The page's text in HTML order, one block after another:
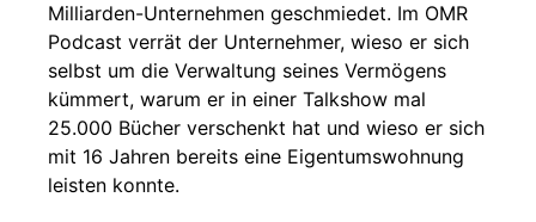
Milliarden-Unternehmen geschmiedet. Im OMR
Podcast verrät der Unternehmer, wieso er sich
selbst um die Verwaltung seines Vermögens
kümmert, warum er in einer Talkshow mal
25.000 Bücher verschenkt hat und wieso er sich
mit 16 Jahren bereits eine Eigentumswohnung
leisten konnte.